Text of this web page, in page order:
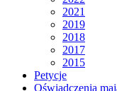
2021
2019
2018
2017
2015
Petycje
Oświadczenia